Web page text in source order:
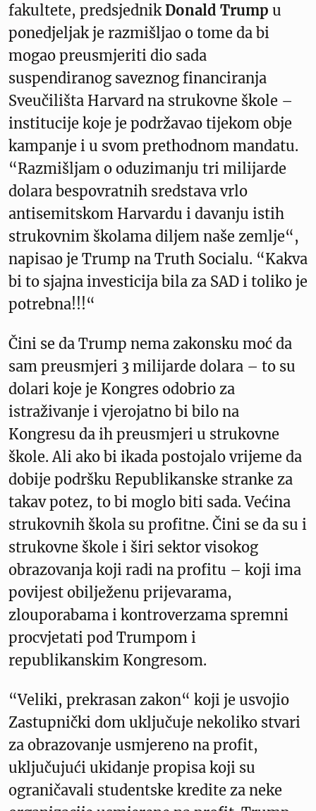
fakultete, predsjednik Donald Trump u
ponedjeljak je razmišljao o tome da bi
mogao preusmjeriti dio sada
suspendiranog saveznog financiranja
Sveučilišta Harvard na strukovne škole –
institucije koje je podržavao tijekom obje
kampanje i u svom prethodnom mandatu.
“Razmišljam o oduzimanju tri milijarde
dolara bespovratnih sredstava vrlo
antisemitskom Harvardu i davanju istih
strukovnim školama diljem naše zemlje“,
napisao je Trump na Truth Socialu. “Kakva
bi to sjajna investicija bila za SAD i toliko je
potrebna!!!“
Čini se da Trump nema zakonsku moć da
sam preusmjeri 3 milijarde dolara – to su
dolari koje je Kongres odobrio za
istraživanje i vjerojatno bi bilo na
Kongresu da ih preusmjeri u strukovne
škole. Ali ako bi ikada postojalo vrijeme da
dobije podršku Republikanske stranke za
takav potez, to bi moglo biti sada. Većina
strukovnih škola su profitne. Čini se da su i
strukovne škole i širi sektor visokog
obrazovanja koji radi na profitu – koji ima
povijest obilježenu prijevarama,
zlouporabama i kontroverzama spremni
procvjetati pod Trumpom i
republikanskim Kongresom.
“Veliki, prekrasan zakon“ koji je usvojio
Zastupnički dom uključuje nekoliko stvari
za obrazovanje usmjereno na profit,
uključujući ukidanje propisa koji su
ograničavali studentske kredite za neke